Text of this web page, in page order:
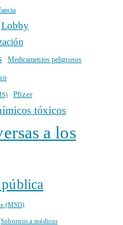
Lobby
Medicamentos peligrosos
Pfizer
tóxicos
a los
(MSD)
Sobornos a médicos